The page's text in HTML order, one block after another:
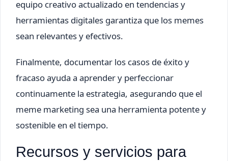
equipo creativo actualizado en tendencias y
herramientas digitales garantiza que los memes
sean relevantes y efectivos.
Finalmente, documentar los casos de éxito y
fracaso ayuda a aprender y perfeccionar
continuamente la estrategia, asegurando que el
meme marketing sea una herramienta potente y
sostenible en el tiempo.
Recursos y servicios para